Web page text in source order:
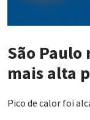
São
mais alta
Pico de calor foi